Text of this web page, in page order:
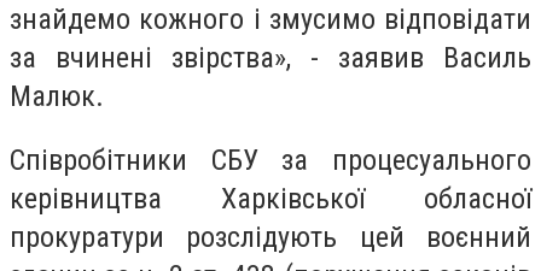
знайдемо кожного і змуcимо відповідати
за вчинені звірства», - заявив Василь
Малюк.
Співробітники СБУ за процесуального
керівництва Харківської обласної
прокуратури розслідують цей воєнний